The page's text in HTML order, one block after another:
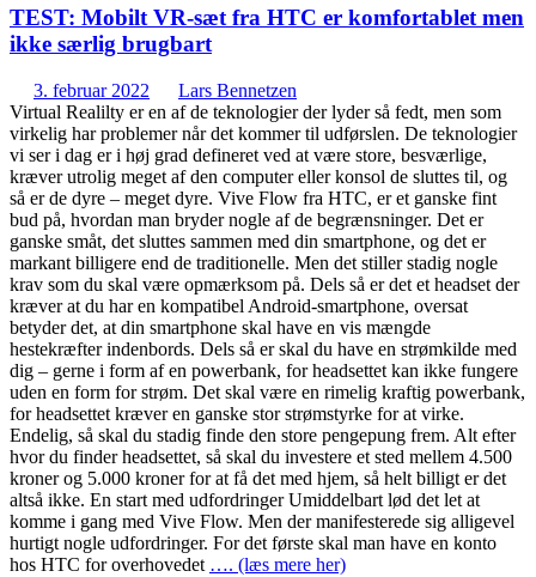
TEST: Mobilt VR-sæt fra HTC er komfortablet men
ikke særlig brugbart
3. februar 2022
Lars Bennetzen
Virtual Realilty er en af de teknologier der lyder så fedt, men som
virkelig har problemer når det kommer til udførslen. De teknologier
vi ser i dag er i høj grad defineret ved at være store, besværlige,
kræver utrolig meget af den computer eller konsol de sluttes til, og
så er de dyre – meget dyre. Vive Flow fra HTC, er et ganske fint
bud på, hvordan man bryder nogle af de begrænsninger. Det er
ganske småt, det sluttes sammen med din smartphone, og det er
markant billigere end de traditionelle. Men det stiller stadig nogle
krav som du skal være opmærksom på. Dels så er det et headset der
kræver at du har en kompatibel Android-smartphone, oversat
betyder det, at din smartphone skal have en vis mængde
hestekræfter indenbords. Dels så er skal du have en strømkilde med
dig – gerne i form af en powerbank, for headsettet kan ikke fungere
uden en form for strøm. Det skal være en rimelig kraftig powerbank,
for headsettet kræver en ganske stor strømstyrke for at virke.
Endelig, så skal du stadig finde den store pengepung frem. Alt efter
hvor du finder headsettet, så skal du investere et sted mellem 4.500
kroner og 5.000 kroner for at få det med hjem, så helt billigt er det
altså ikke. En start med udfordringer Umiddelbart lød det let at
komme i gang med Vive Flow. Men der manifesterede sig alligevel
hurtigt nogle udfordringer. For det første skal man have en konto
hos HTC for overhovedet …. (læs mere her)